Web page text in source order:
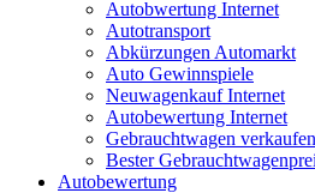
Autobwertung Internet
Autotransport
Abkürzungen Automarkt
Auto Gewinnspiele
Neuwagenkauf Internet
Autobewertung Internet
Gebrauchtwagen verkaufen
Bester
Autobewertung